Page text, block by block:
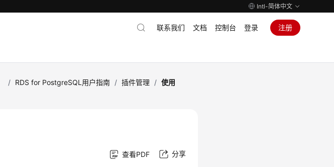
Intl-简体中文
联系我们 文档 控制台 登录 注册
/ RDS for PostgreSQL用户指南 / 插件管理 / 使用
查看PDF 分享